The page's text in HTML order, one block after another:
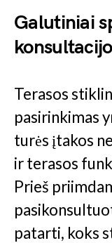
Galutiniai
Terasos
pasirinkimas
turės įtakos
ir terasos
Prieš
patarti, koks